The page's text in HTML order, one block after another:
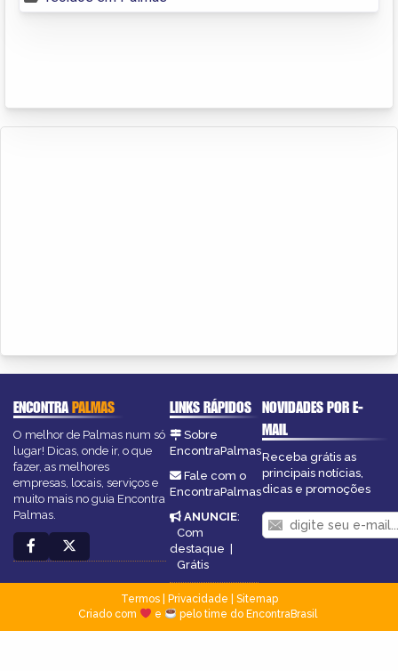
ENCONTRAPALMAS
O melhor de Palmas num só
lugar! Dicas, onde ir, o que
fazer, as melhores
empresas, locais, serviços e
muito mais no guia Encontra
Palmas.
LINKS RÁPIDOS
Sobre
EncontraPalmas
Fale com o
EncontraPalmas
ANUNCIE:
Com
destaque |
Grátis
NOVIDADES POR E-
MAIL
Receba grátis as
principais notícias,
dicas e promoções
Termos| Privacidade
Sitemap
Criado com
e pelo time do EncontraBrasil